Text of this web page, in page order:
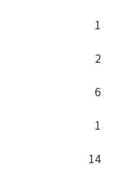
1
2
6
1
14